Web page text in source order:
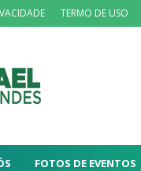
TERMO DE USO
FOTOS DE EVENTOS